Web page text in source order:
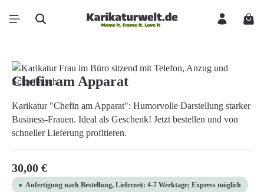
Zum Hauptinhalt springen
Bildergalerie überspringen
Chefin am Apparat
Karikatur "Chefin am Apparat": Humorvolle Darstellung starker
Business-Frauen. Ideal als Geschenk! Jetzt bestellen und von
schneller Lieferung profitieren.
Regulärer Preis:
30,00 €
Anfertigung nach Bestellung, Lieferzeit: 4-7 Werktage; Express möglich